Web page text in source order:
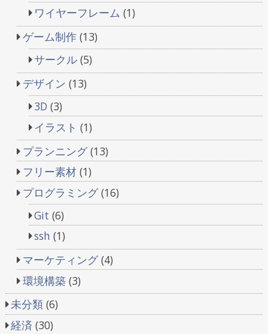
ワイヤーフレーム (1)
ゲーム制作(13)
サークル (5)
デザイン (13)
3D (3)
イラスト (1)
プランニング(13)
フリー素材(1)
プログラミング(16)
Git (6)
ssh (1)
マーケティング(4)
環境構築 (3)
未分類 (6)
経済 (30)